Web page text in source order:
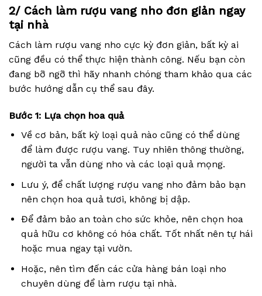
2/ Cách làm rượu vang nho đơn giản ngay
tại nhà
Cách làm rượu vang nho cực kỳ đơn giản, bất kỳ ai
cũng đều có thể thực hiện thành công. Nếu bạn còn
đang bỡ ngỡ thì hãy nhanh chóng tham khảo qua các
bước hướng dẫn cụ thể sau đây.
Bước 1: Lựa chọn hoa quả
Về cơ bản, bất kỳ loại quả nào cũng có thể dùng
để làm được rượu vang. Tuy nhiên thông thường,
người ta vẫn dùng nho và các loại quả mọng.
Lưu ý, để chất lượng rượu vang nho đảm bảo bạn
nên chọn hoa quả tươi, không bị dập.
Để đảm bảo an toàn cho sức khỏe, nên chọn hoa
quả hữu cơ không có hóa chất. Tốt nhất nên tự hái
hoặc mua ngay tại vườn.
Hoặc, nên tìm đến các cửa hàng bán loại nho
chuyên dùng để làm rượu tại nhà.